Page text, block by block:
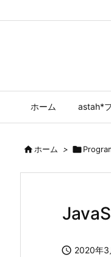
ホーム astah*
ホーム > 
 2020年3